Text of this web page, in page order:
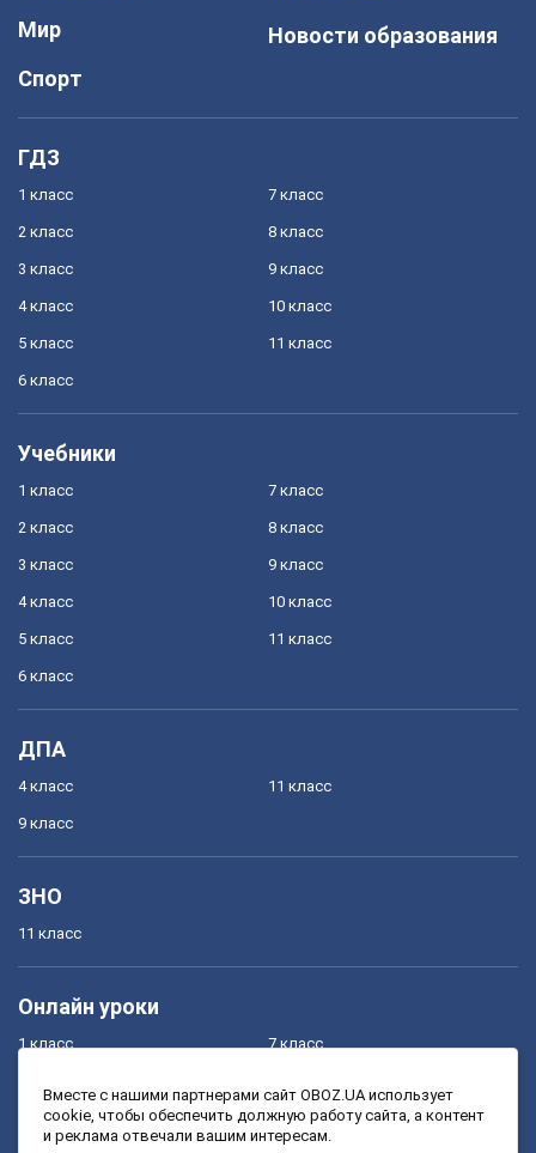
Мир
Спорт
Новости образования
ГДЗ
1 класс
2 класс
3 класс
4 класс
5 класс
6 класс
7 класс
8 класс
9 класс
10 класс
11 класс
Учебники
1 класс
2 класс
3 класс
4 класс
5 класс
6 класс
7 класс
8 класс
9 класс
10 класс
11 класс
ДПА
4 класс
9 класс
11 класс
ЗНО
11 класс
Онлайн уроки
1 класс
3 класс
7 класс
9 класс
Вместе с нашими партнерами сайт OBOZ.UA использует
cookie, чтобы обеспечить должную работу сайта, а контент
и реклама отвечали вашим интересам.